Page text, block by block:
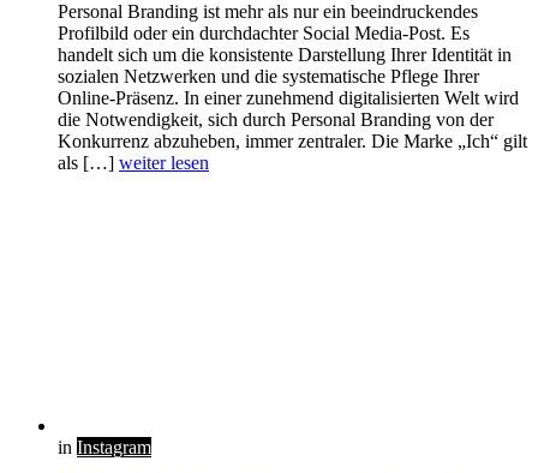
Personal Branding ist mehr als nur ein beeindruckendes
Profilbild oder ein durchdachter Social Media-Post. Es
handelt sich um die konsistente Darstellung Ihrer Identität in
sozialen Netzwerken und die systematische Pflege Ihrer
Online-Präsenz. In einer zunehmend digitalisierten Welt wird
die Notwendigkeit, sich durch Personal Branding von der
Konkurrenz abzuheben, immer zentraler. Die Marke „Ich“ gilt
als […] weiter lesen
in Instagram